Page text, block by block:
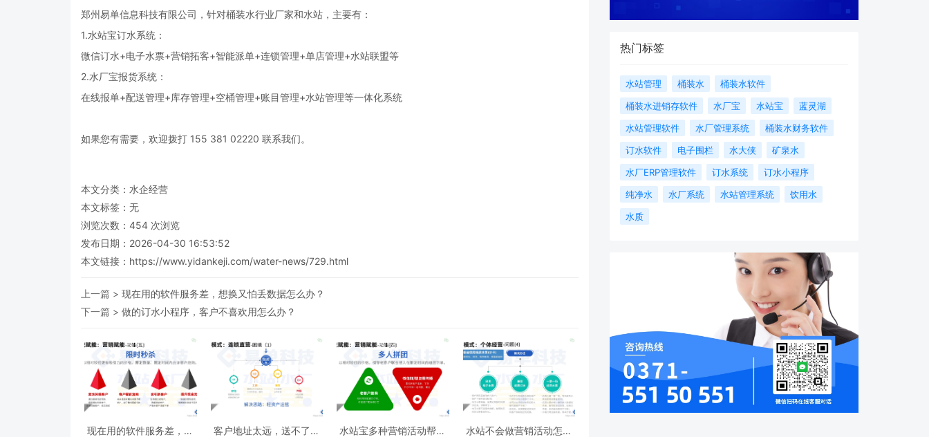
郑州易单信息科技有限公司，针对桶装水行业厂家和水站，主要有：
1.水站宝订水系统：
微信订水+电子水票+营销拓客+智能派单+连锁管理+单店管理+水站联盟等
2.水厂宝报货系统：
在线报单+配送管理+库存管理+空桶管理+账目管理+水站管理等一体化系统
如果您有需要，欢迎拨打 155 381 02220 联系我们。
本文分类： 水企经营
本文标签：无
浏览次数： 454 次浏览
发布日期：2026-04-30 16:53:52
本文链接： https://www.yidankeji.com/water-news/729.html
上一篇 > 现在用的软件服务差，想换又怕丢数据怎么办？
下一篇 > 做的订水小程序，客户不喜欢用怎么办？
现在用的软件服务差，想
客户地址太远，送不了又
水站宝多种营销活动帮你
水站不会做营销活动怎么
热门标签
水站管理 桶装水
桶装水软件
桶装水进销存软件
水厂宝 水站宝
蓝灵湖
水站管理软件
水厂管理系统
桶装水财务软件
订水软件
电子围栏 水大侠
矿泉水
水厂ERP管理软件
订水系统
订水小程序
纯净水
水厂系统 水站管理系统
饮用水
水质